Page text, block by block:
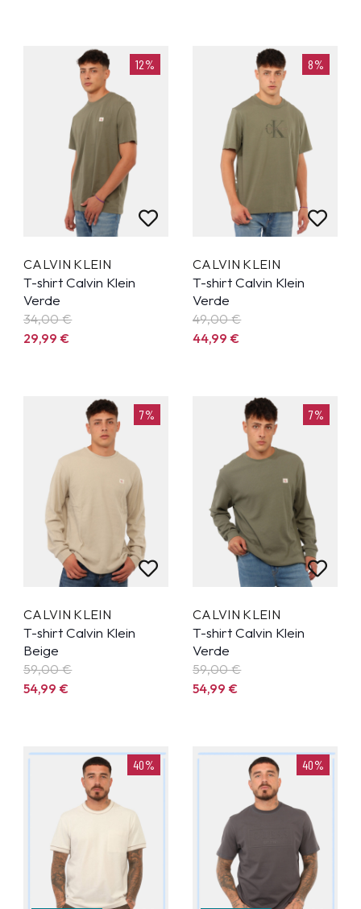
12%
CALVIN KLEIN
T-shirt Calvin Klein
Verde
34,00 €
29,99€
8%
CALVIN KLEIN
T-shirt Calvin Klein
Verde
49,00 €
44,99€
7%
CALVIN KLEIN
T-shirt Calvin Klein
Beige
59,00 €
54,99€
7%
CALVIN KLEIN
T-shirt Calvin Klein
Verde
59,00 €
54,99€
40% 40%